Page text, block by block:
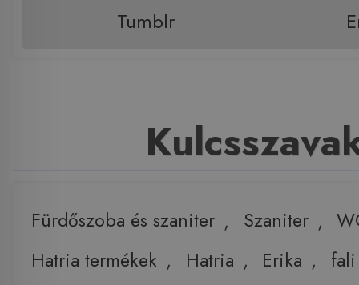
Tumblr
Fürdőszoba és szaniter , Szaniter ,
Hatria termékek , Hatria , Erika ,
fali